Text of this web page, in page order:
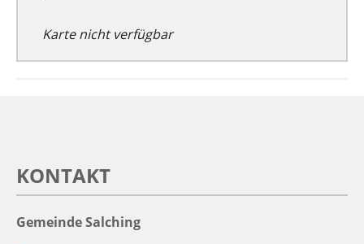
Karte nicht verfügbar
KONTAKT
Gemeinde Salching